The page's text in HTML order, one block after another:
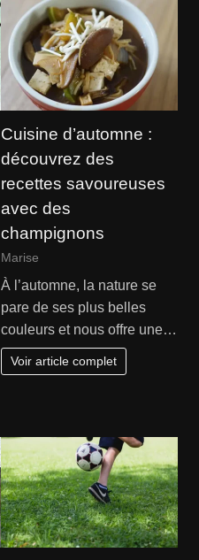
Cuisine d’automne :
découvrez des
recettes savoureuses
avec des
champignons
Marise
À l’automne, la nature se
pare de ses plus belles
couleurs et nous offre une…
Voir article complet